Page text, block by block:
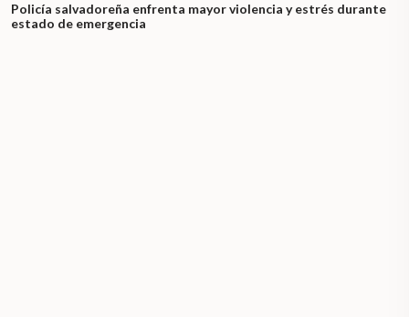
Policía salvadoreña enfrenta mayor violencia y estrés durante
estado de emergencia